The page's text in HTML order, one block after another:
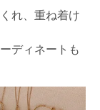
れ、重ね着け
ディネートも